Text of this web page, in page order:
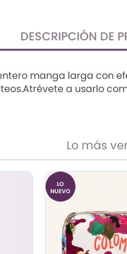
DESCRIPCIÓN DE
manga larga con
a usarlo
Lo más
LO
NUEVO